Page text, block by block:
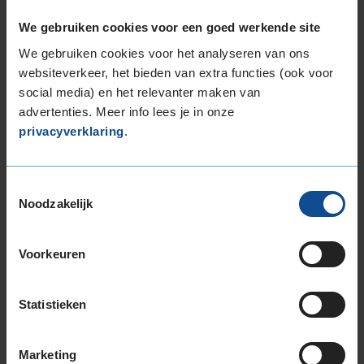
We gebruiken cookies voor een goed werkende site
We gebruiken cookies voor het analyseren van ons
websiteverkeer, het bieden van extra functies (ook voor
social media) en het relevanter maken van
advertenties. Meer info lees je in onze
privacyverklaring.
Noodzakelijk
Voorkeuren
Statistieken
Marketing
Vertraagt de aanwas van nieuwe bacteriën
Nu €39
PLAN AFSPRAAK
Meer informatie
Airco-onderhoud Breda
of beide? Dan ga je naar KwikFit in
. Je plant
Locaties in Breda